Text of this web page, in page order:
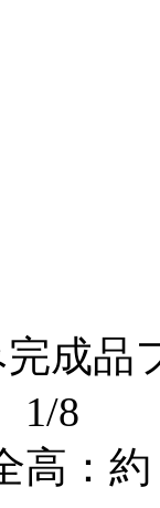
成品
1/8
高：約